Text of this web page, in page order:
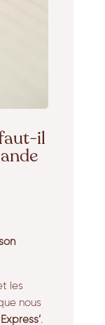
il
les
nous
.